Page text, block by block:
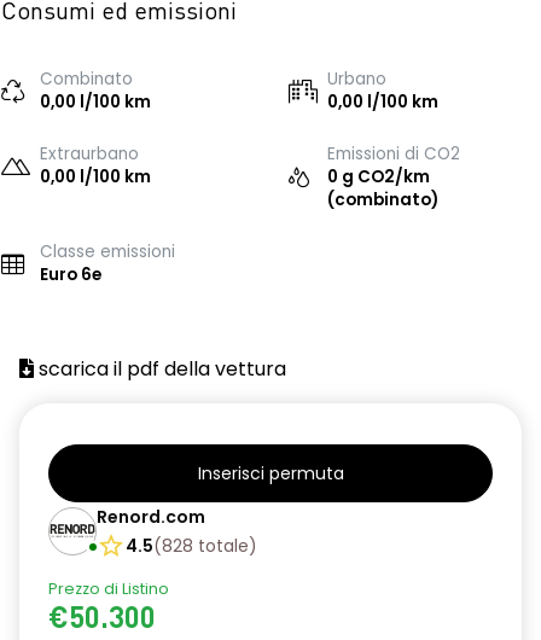
Consumi ed emissioni
Combinato
0,00 l/100 km
Urbano
0,00 l/100 km
Extraurbano
0,00 l/100 km
Emissioni di CO2
0 g CO2/km
(combinato)
Classe emissioni
Euro 6e
scarica il pdf della vettura
Inserisci permuta
Renord.com
4.5(828 totale)
Prezzo di Listino
€50.300